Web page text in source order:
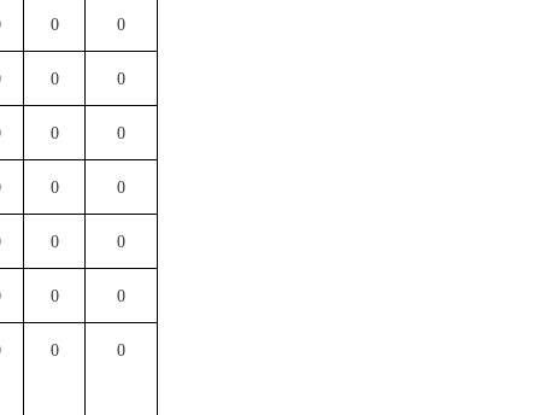
0 0
0 0
0 0
0 0
0 0
0 0
0 0